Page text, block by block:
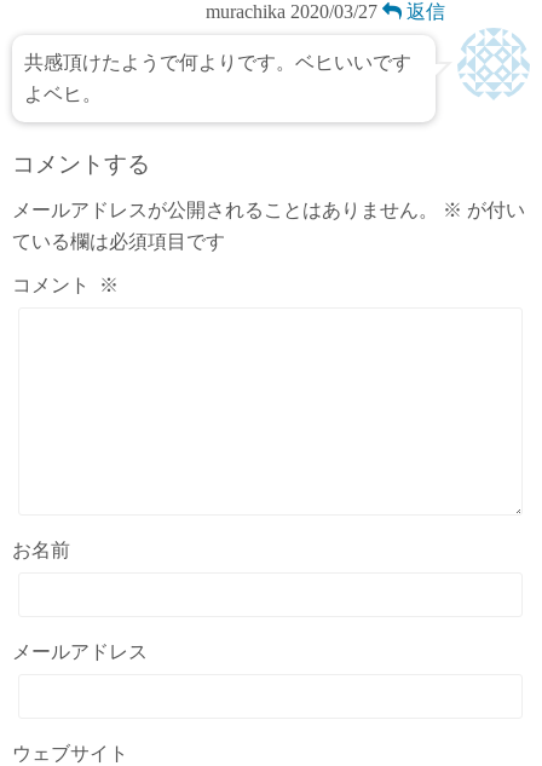
murachika 2020/03/27 返信
共感頂けたようで何よりです。ベヒいいです
よベヒ。
コメントする
メールアドレスが公開されることはありません。 ※ が付い
ている欄は必須項目です
コメント ※
お名前
メールアドレス
ウェブサイト